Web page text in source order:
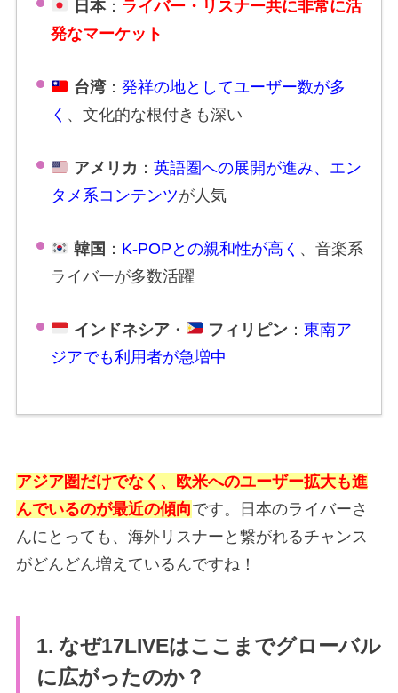
日本： ライバー・リスナー共に非常に活
発なマーケット
台湾： 発祥の地としてユーザー数が多
く 、文化的な根付きも深い
アメリカ ： 英語圏への展開が進み、エン
タメ系コンテンツが人気
韓国 ： K-POPとの親和性が高く 、音楽系
ライバーが多数活躍
インドネシア・ フィリピン ： 東南ア
ジアでも利用者が急増中
アジア圏だけでなく、欧米へのユーザー拡大も進
んでいるのが最近の傾向です。日本のライバーさ
んにとっても、海外リスナーと繋がれるチャンス
がどんどん増えているんですね！
1. なぜ17LIVEはここまでグローバル
に広がったのか？